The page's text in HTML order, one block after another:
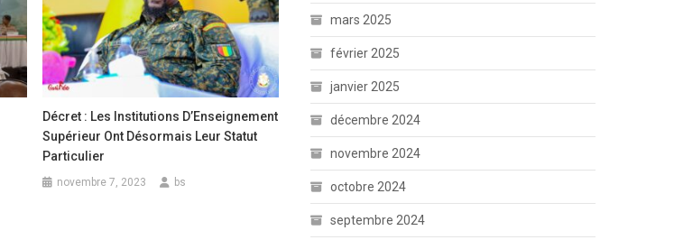
Décret : Les Institutions D’Enseignement
Supérieur Ont Désormais Leur Statut
Particulier
novembre 7, 2023 bs
mars 2025
février 2025
janvier 2025
décembre 2024
novembre 2024
octobre 2024
septembre 2024